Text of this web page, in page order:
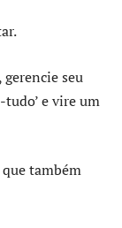
seu
tudo’ e vire um
também